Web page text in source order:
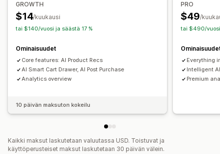
Tuotteen lisäosat (add-ons)
Usein yhdessä ostetut tuotteet
Tekoälysuositukset
Analytiikka
Klikkausasteet
Konversioasteet
Suositusten tehokkuus
GROWTH
$14/kuukausi
tai $140/vuosi ja säästä 17 %
Ominaisuudet
Core features: AI Product Recs
AI Smart Cart Drawer, AI Post Purchase
Analytics overview
10 päivän maksuton kokeilu
PRO
$49/
tai $490/
Everything
Intelligent
Premium
Kaikki maksut laskutetaan valuutassa USD. Toistuvat ja
käyttöperusteiset maksut laskutetaan 30 päivän välein.